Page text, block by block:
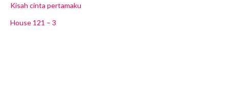
Kisah cinta pertamaku
House 121 – 3